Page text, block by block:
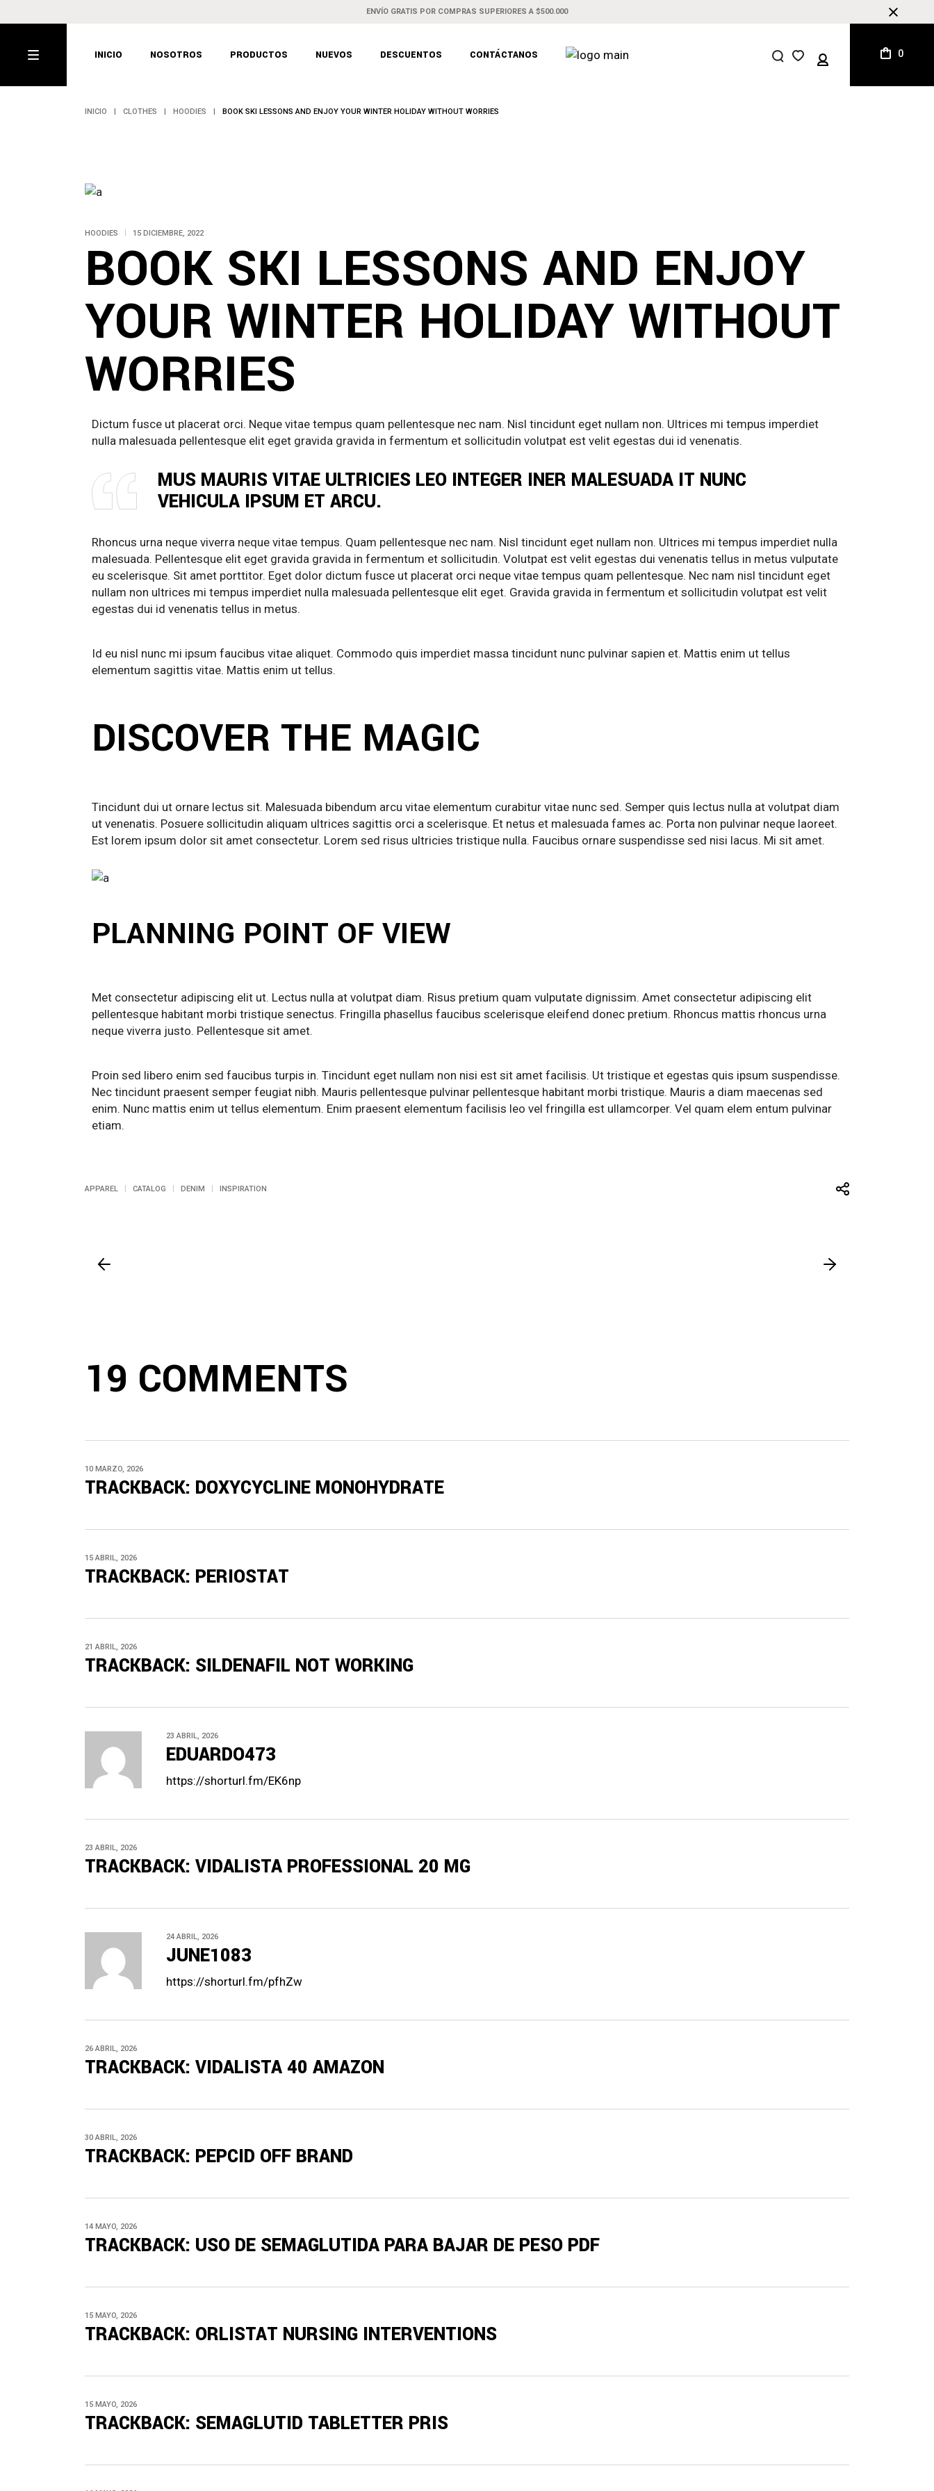
ENVÍO GRATIS POR COMPRAS SUPERIORES A $500.000
INICIO NOSOTROS PRODUCTOS NUEVOS DESCUENTOS CONTÁCTANOS 0
MERCH
INICIO CLOTHES HOODIES BOOK SKI LESSONS AND ENJOY YOUR WINTER HOLIDAY WITHOUT WORRIES
HOODIES 15 DICIEMBRE, 2022
BOOK SKI LESSONS AND ENJOY
YOUR WINTER HOLIDAY WITHOUT
WORRIES
Dictum fusce ut placerat orci. Neque vitae tempus quam pellentesque nec nam. Nisl tincidunt eget nullam non. Ultrices mi tempus imperdiet
nulla malesuada pellentesque elit eget gravida gravida in fermentum et sollicitudin volutpat est velit egestas dui id venenatis.
MUS MAURIS VITAE ULTRICIES LEO INTEGER INER MALESUADA IT NUNC
VEHICULA IPSUM ET ARCU.
Rhoncus urna neque viverra neque vitae tempus. Quam pellentesque nec nam. Nisl tincidunt eget nullam non. Ultrices mi tempus imperdiet nulla
malesuada. Pellentesque elit eget gravida gravida in fermentum et sollicitudin. Volutpat est velit egestas dui venenatis tellus in metus vulputate
eu scelerisque. Sit amet porttitor. Eget dolor dictum fusce ut placerat orci neque vitae tempus quam pellentesque. Nec nam nisl tincidunt eget
nullam non ultrices mi tempus imperdiet nulla malesuada pellentesque elit eget. Gravida gravida in fermentum et sollicitudin volutpat est velit
egestas dui id venenatis tellus in metus.
Id eu nisl nunc mi ipsum faucibus vitae aliquet. Commodo quis imperdiet massa tincidunt nunc pulvinar sapien et. Mattis enim ut tellus
elementum sagittis vitae. Mattis enim ut tellus.
DISCOVER THE MAGIC
Tincidunt dui ut ornare lectus sit. Malesuada bibendum arcu vitae elementum curabitur vitae nunc sed. Semper quis lectus nulla at volutpat diam
ut venenatis. Posuere sollicitudin aliquam ultrices sagittis orci a scelerisque. Et netus et malesuada fames ac. Porta non pulvinar neque laoreet.
Est lorem ipsum dolor sit amet consectetur. Lorem sed risus ultricies tristique nulla. Faucibus ornare suspendisse sed nisi lacus. Mi sit amet.
PLANNING POINT OF VIEW
Met consectetur adipiscing elit ut. Lectus nulla at volutpat diam. Risus pretium quam vulputate dignissim. Amet consectetur adipiscing elit
pellentesque habitant morbi tristique senectus. Fringilla phasellus faucibus scelerisque eleifend donec pretium. Rhoncus mattis rhoncus urna
neque viverra justo. Pellentesque sit amet.
Proin sed libero enim sed faucibus turpis in. Tincidunt eget nullam non nisi est sit amet facilisis. Ut tristique et egestas quis ipsum suspendisse.
Nec tincidunt praesent semper feugiat nibh. Mauris pellentesque pulvinar pellentesque habitant morbi tristique. Mauris a diam maecenas sed
enim. Nunc mattis enim ut tellus elementum. Enim praesent elementum facilisis leo vel fringilla est ullamcorper. Vel quam elem entum pulvinar
etiam.
APPAREL CATALOG DENIM INSPIRATION
19 COMMENTS
10 MARZO, 2026
TRACKBACK: DOXYCYCLINE MONOHYDRATE
15 ABRIL, 2026
TRACKBACK: PERIOSTAT
21 ABRIL, 2026
TRACKBACK: SILDENAFIL NOT WORKING
23 ABRIL, 2026
EDUARDO473
https://shorturl.fm/EK6np
23 ABRIL, 2026
TRACKBACK: VIDALISTA PROFESSIONAL 20 MG
24 ABRIL, 2026
JUNE1083
https://shorturl.fm/pfhZw
26 ABRIL, 2026
TRACKBACK: VIDALISTA 40 AMAZON
30 ABRIL, 2026
TRACKBACK: PEPCID OFF BRAND
14 MAYO, 2026
TRACKBACK: USO DE SEMAGLUTIDA PARA BAJAR DE PESO PDF
15 MAYO, 2026
TRACKBACK: ORLISTAT NURSING INTERVENTIONS
15 MAYO, 2026
TRACKBACK: SEMAGLUTID TABLETTER PRIS